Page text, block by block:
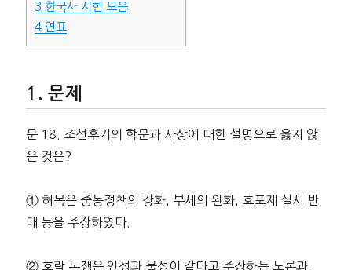
3 한국사 시험 모음
4연표
문제
문 18. 조선후기의 학문과 사상에 대한 설명으로 옳지 않
은 것은?
① 허목은 중농정책의 강화, 부세의 완화, 호포제 실시 반
대 등을 주장하였다.
② 호락 논쟁은 인성과 물성이 같다고 주장하는 노론과,